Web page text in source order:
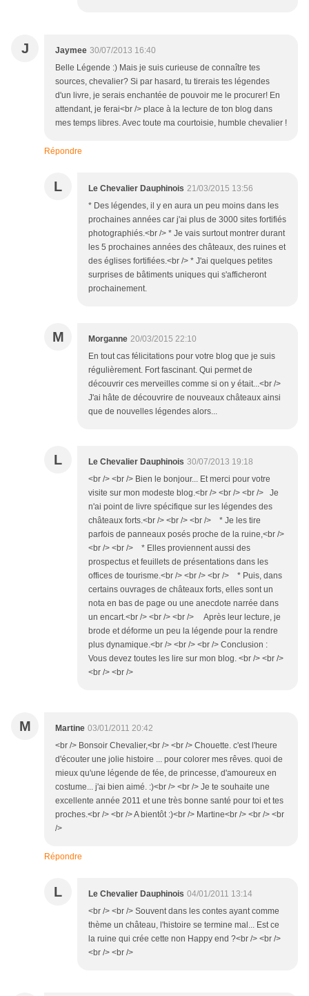
J Jaymee 30/07/2013 16:40
Belle Légende :) Mais je suis curieuse de connaître tes
sources, chevalier? Si par hasard, tu tirerais tes légendes
d'un livre, je serais enchantée de pouvoir me le procurer! En
attendant, je ferai<br /> place à la lecture de ton blog dans
mes temps libres. Avec toute ma courtoisie, humble chevalier !
Répondre
L Le Chevalier Dauphinois 21/03/2015 13:56
* Des légendes, il y en aura un peu moins dans les
prochaines années car j'ai plus de 3000 sites fortifiés
photographiés.<br /> * Je vais surtout montrer durant
les 5 prochaines années des châteaux, des ruines et
des églises fortifiées.<br /> * J'ai quelques petites
surprises de bâtiments uniques qui s'afficheront
prochainement.
M Morganne 20/03/2015 22:10
En tout cas félicitations pour votre blog que je suis
régulièrement. Fort fascinant. Qui permet de
découvrir ces merveilles comme si on y était...<br />
J'ai hâte de découvrire de nouveaux châteaux ainsi
que de nouvelles légendes alors...
L Le Chevalier Dauphinois 30/07/2013 19:18
<br /> <br /> Bien le bonjour... Et merci pour votre
visite sur mon modeste blog.<br /> <br /> <br /> Je
n'ai point de livre spécifique sur les légendes des
châteaux forts.<br /> <br /> <br /> * Je les tire
parfois de panneaux posés proche de la ruine,<br />
<br /> <br /> * Elles proviennent aussi des
prospectus et feuillets de présentations dans les
offices de tourisme.<br /> <br /> <br /> * Puis, dans
certains ouvrages de châteaux forts, elles sont un
nota en bas de page ou une anecdote narrée dans
un encart.<br /> <br /> <br /> Après leur lecture, je
brode et déforme un peu la légende pour la rendre
plus dynamique.<br /> <br /> <br /> Conclusion :
Vous devez toutes les lire sur mon blog. <br /> <br />
<br /> <br />
M Martine 03/01/2011 20:42
<br /> Bonsoir Chevalier,<br /> <br /> Chouette. c'est l'heure
d'écouter une jolie histoire ... pour colorer mes rêves. quoi de
mieux qu'une légende de fée, de princesse, d'amoureux en
costume... j'ai bien aimé. :)<br /> <br /> Je te souhaite une
excellente année 2011 et une très bonne santé pour toi et tes
proches.<br /> <br /> A bientôt :)<br /> Martine<br /> <br /> <br
/>
Répondre
L Le Chevalier Dauphinois 04/01/2011 13:14
<br /> <br /> Souvent dans les contes ayant comme
thème un château, l'histoire se termine mal... Est ce
la ruine qui crée cette non Happy end ?<br /> <br />
<br /> <br />